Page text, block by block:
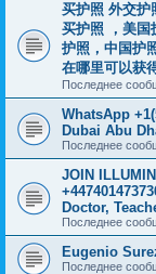
买护照 外交
买护照 ，美国
护照，中国护
在哪里可以获
Последнее
WhatsApp
Dubai Abu
Последнее
JOIN
Doctor,
Последнее
Eugenio
Последнее